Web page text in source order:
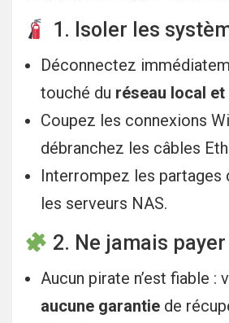
1. Isoler les
Déconnectez
touché du réseau local et
Coupez les connexions
débranchez les câbles
Interrompez les partages
les serveurs NAS.
2. Ne jamais
Aucun pirate n’est fiable :
aucune garantie de